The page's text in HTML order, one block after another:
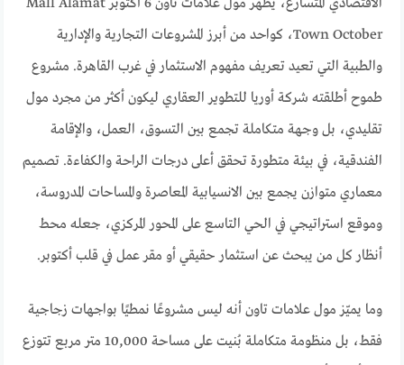
الاقتصادي المتسارع، يظهر مول علامات تاون 6 أكتوبر Mall Alamat
Town October، كواحد من أبرز المشروعات التجارية والإدارية
والطبية التي تعيد تعريف مفهوم الاستثمار في غرب القاهرة. مشروع
طموح أطلقته شركة أوريا للتطوير العقاري ليكون أكثر من مجرد مول
تقليدي، بل وجهة متكاملة تجمع بين التسوق، العمل، والإقامة
الفندقية، في بيئة متطورة تحقق أعلى درجات الراحة والكفاءة. تصميم
معماري متوازن يجمع بين الانسيابية المعاصرة والمساحات المدروسة،
وموقع استراتيجي في الحي التاسع على المحور المركزي، جعله محط
أنظار كل من يبحث عن استثمار حقيقي أو مقر عمل في قلب أكتوبر.
وما يميّز مول علامات تاون أنه ليس مشروعًا نمطيًا بواجهات زجاجية
فقط، بل منظومة متكاملة بُنيت على مساحة 10,000 متر مربع تتوزع